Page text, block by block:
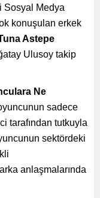
Sosyal Medya
konuşulan erkek
Astepe
Ulusoy takip
Ne
sadece
tarafından tutkuyla
sektördeki
anlaşmalarında